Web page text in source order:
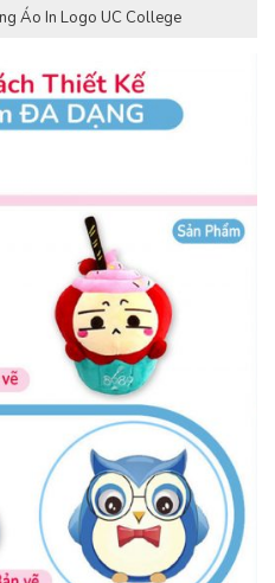
Áo In Logo UC College